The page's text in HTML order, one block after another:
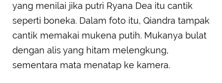
yang menilai jika putri Ryana Dea itu cantik
seperti boneka. Dalam foto itu, Qiandra tampak
cantik memakai mukena putih. Mukanya bulat
dengan alis yang hitam melengkung,
sementara mata menatap ke kamera.